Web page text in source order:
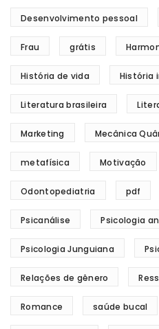
Desenvolvimento pessoal
Frau grátis
História de vida História
Literatura brasileira
Marketing Mecânica
metafísica Motivação
Odontopediatria pdf
Psicanálise Psicologia
Psicologia Junguiana
Relações de gênero
Romance saúde bucal